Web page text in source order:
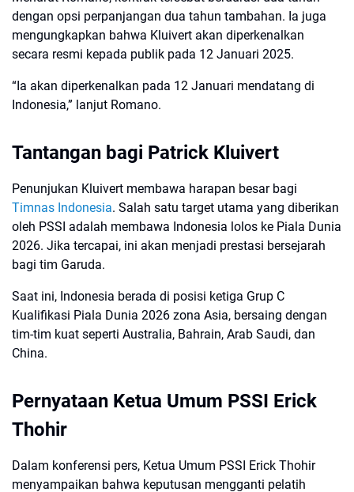
dengan opsi perpanjangan dua tahun tambahan. Ia juga
mengungkapkan bahwa Kluivert akan diperkenalkan
secara resmi kepada publik pada 12 Januari 2025.
“Ia akan diperkenalkan pada 12 Januari mendatang di
Indonesia,” lanjut Romano.
Tantangan bagi Patrick Kluivert
Penunjukan Kluivert membawa harapan besar bagi
Timnas Indonesia. Salah satu target utama yang diberikan
oleh PSSI adalah membawa Indonesia lolos ke Piala Dunia
2026. Jika tercapai, ini akan menjadi prestasi bersejarah
bagi tim Garuda.
Saat ini, Indonesia berada di posisi ketiga Grup C
Kualifikasi Piala Dunia 2026 zona Asia, bersaing dengan
tim-tim kuat seperti Australia, Bahrain, Arab Saudi, dan
China.
Pernyataan Ketua Umum PSSI Erick
Thohir
Dalam konferensi pers, Ketua Umum PSSI Erick Thohir
menyampaikan bahwa keputusan mengganti pelatih